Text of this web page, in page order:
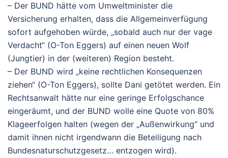
– Der BUND hätte vom Umweltminister die
Versicherung erhalten, dass die Allgemeinverfügung
sofort aufgehoben würde, „sobald auch nur der vage
Verdacht“ (O-Ton Eggers) auf einen neuen Wolf
(Jungtier) in der (weiteren) Region besteht.
– Der BUND wird „keine rechtlichen Konsequenzen
ziehen“ (O-Ton Eggers), sollte Dani getötet werden. Ein
Rechtsanwalt hätte nur eine geringe Erfolgschance
eingeräumt, und der BUND wolle eine Quote von 80%
Klageerfolgen halten (wegen der „Außenwirkung“ und
damit ihnen nicht irgendwann die Beteiligung nach
Bundesnaturschutzgesetz… entzogen wird).